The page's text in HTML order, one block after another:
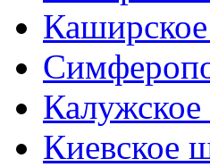
Киевское